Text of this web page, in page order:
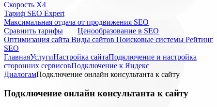
Скорость Х4
Тариф SEO Expert
Максимальная отдача от продвижения SEO
Cравнить тарифы
Ценообразование в SEO
Оптимизация сайта Виды сайтов Поисковые системы Рейтинг
SEO
ГлавнаяУслугиНастройка сайтаПодключение и настройка
сторонних сервисовПодключение к Яндекс
ДиалогамПодключение онлайн консультанта к сайту
Подключение онлайн консультанта к сайту